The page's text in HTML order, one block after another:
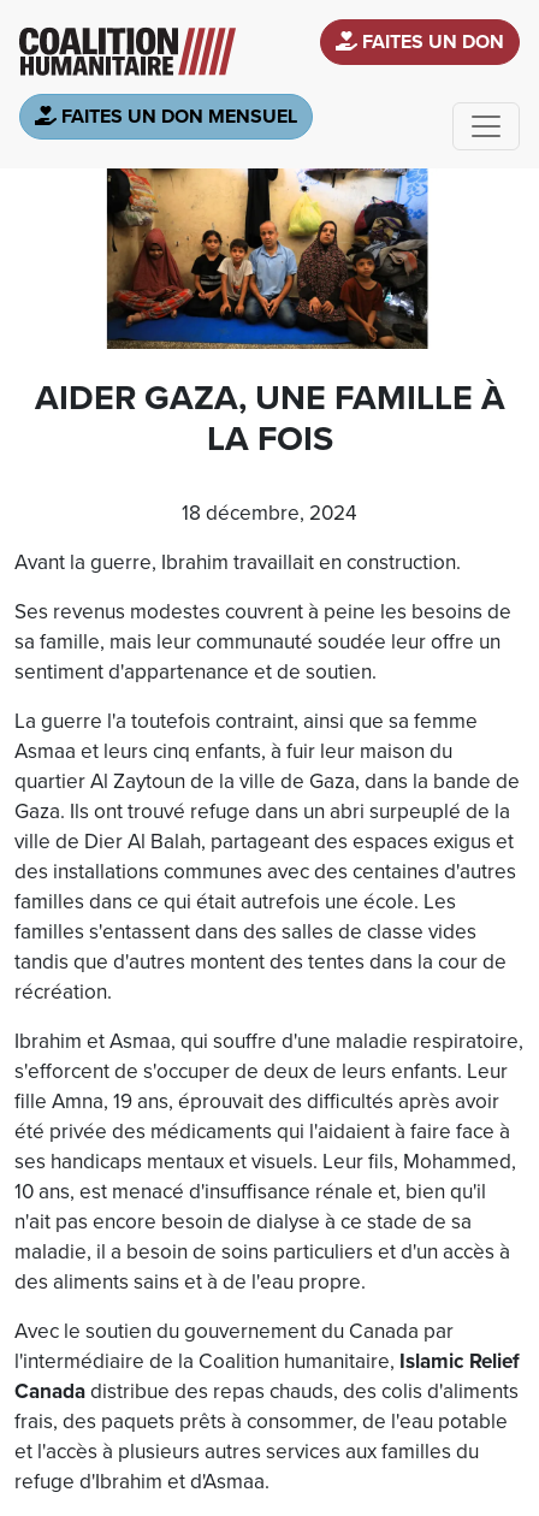
FAITES UN DON
FAITES UN DON MENSUEL
AIDER GAZA, UNE FAMILLE À
LA FOIS
18 décembre, 2024
Avant la guerre, Ibrahim travaillait en construction.
Ses revenus modestes couvrent à peine les besoins de
sa famille, mais leur communauté soudée leur offre un
sentiment d'appartenance et de soutien.
La guerre l'a toutefois contraint, ainsi que sa femme
Asmaa et leurs cinq enfants, à fuir leur maison du
quartier Al Zaytoun de la ville de Gaza, dans la bande de
Gaza. Ils ont trouvé refuge dans un abri surpeuplé de la
ville de Dier Al Balah, partageant des espaces exigus et
des installations communes avec des centaines d'autres
familles dans ce qui était autrefois une école. Les
familles s'entassent dans des salles de classe vides
tandis que d'autres montent des tentes dans la cour de
récréation.
Ibrahim et Asmaa, qui souffre d'une maladie respiratoire,
s'efforcent de s'occuper de deux de leurs enfants. Leur
fille Amna, 19 ans, éprouvait des difficultés après avoir
été privée des médicaments qui l'aidaient à faire face à
ses handicaps mentaux et visuels. Leur fils, Mohammed,
10 ans, est menacé d'insuffisance rénale et, bien qu'il
n'ait pas encore besoin de dialyse à ce stade de sa
maladie, il a besoin de soins particuliers et d'un accès à
des aliments sains et à de l'eau propre.
Avec le soutien du gouvernement du Canada par
l'intermédiaire de la Coalition humanitaire, Islamic Relief
Canadadistribue des repas chauds, des colis d'aliments
frais, des paquets prêts à consommer, de l'eau potable
et l'accès à plusieurs autres services aux familles du
refuge d'Ibrahim et d'Asmaa.